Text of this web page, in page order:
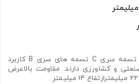
مشخصات و ویژگی های تسمه سری C تسمه های سری B کاربرد
و کشاورزی دارند. مقاومت بالاعرض